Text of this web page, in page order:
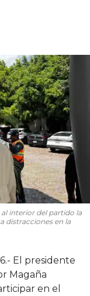
interior del partido la
distracciones en la
El presidente
Magaña
en el